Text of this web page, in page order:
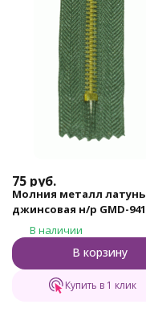
75 руб.
Молния металл латунь
джинсовая н/р GMD-941
Gamma, тип 4, 18 см (315 -
Хаки)
В наличии
В корзину
Купить в 1 клик